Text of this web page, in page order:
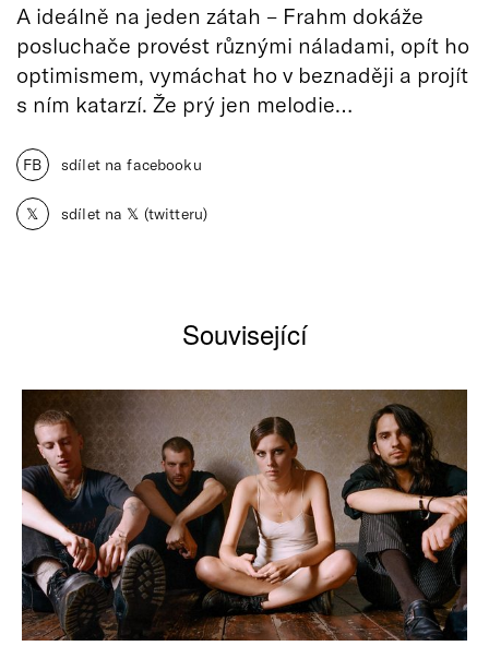
A ideálně na jeden zátah – Frahm dokáže
posluchače provést různými náladami, opít ho
optimismem, vymáchat ho v beznaději a projít
s ním katarzí. Že prý jen melodie…
FB sdílet na facebooku
𝕏 sdílet na 𝕏 (twitteru)
Související